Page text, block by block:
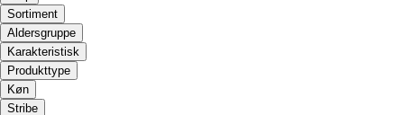
Sortiment
Aldersgruppe
Karakteristisk
Produkttype
Køn
Stribe